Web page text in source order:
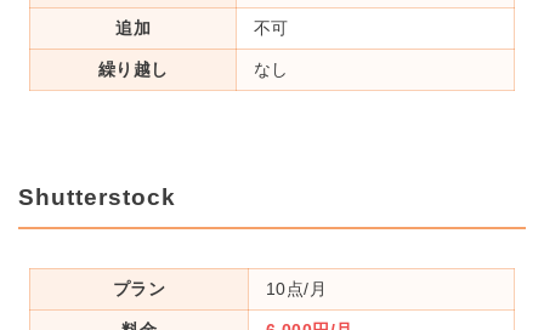
追加 不可
繰り越し なし
Shutterstock
プラン 10点/月